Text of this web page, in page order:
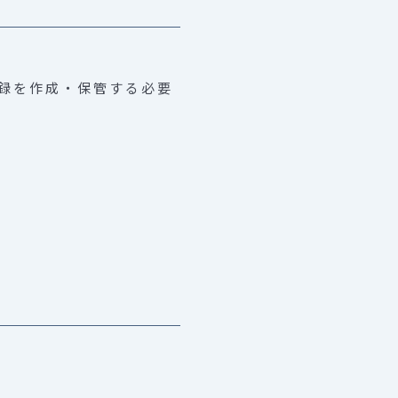
を作成・保管する必要